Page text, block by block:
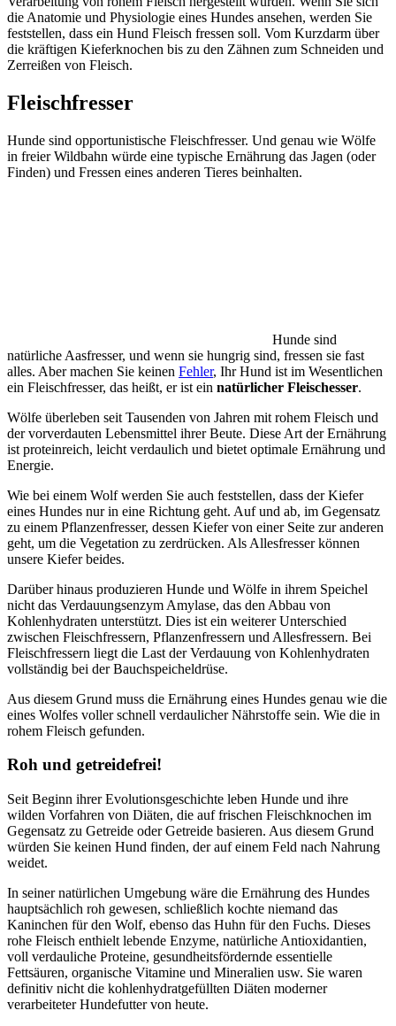
die Anatomie und Physiologie eines Hundes ansehen, werden Sie
feststellen, dass ein Hund Fleisch fressen soll. Vom Kurzdarm über
die kräftigen Kieferknochen bis zu den Zähnen zum Schneiden und
Zerreißen von Fleisch.
Fleischfresser
Hunde sind opportunistische Fleischfresser. Und genau wie Wölfe
in freier Wildbahn würde eine typische Ernährung das Jagen (oder
Finden) und Fressen eines anderen Tieres beinhalten.
Hunde sind
natürliche Aasfresser, und wenn sie hungrig sind, fressen sie fast
alles. Aber machen Sie keinen Fehler, Ihr Hund ist im Wesentlichen
ein Fleischfresser, das heißt, er ist ein natürlicher Fleischesser.
Wölfe überleben seit Tausenden von Jahren mit rohem Fleisch und
der vorverdauten Lebensmittel ihrer Beute. Diese Art der Ernährung
ist proteinreich, leicht verdaulich und bietet optimale Ernährung und
Energie.
Wie bei einem Wolf werden Sie auch feststellen, dass der Kiefer
eines Hundes nur in eine Richtung geht. Auf und ab, im Gegensatz
zu einem Pflanzenfresser, dessen Kiefer von einer Seite zur anderen
geht, um die Vegetation zu zerdrücken. Als Allesfresser können
unsere Kiefer beides.
Darüber hinaus produzieren Hunde und Wölfe in ihrem Speichel
nicht das Verdauungsenzym Amylase, das den Abbau von
Kohlenhydraten unterstützt. Dies ist ein weiterer Unterschied
zwischen Fleischfressern, Pflanzenfressern und Allesfressern. Bei
Fleischfressern liegt die Last der Verdauung von Kohlenhydraten
vollständig bei der Bauchspeicheldrüse.
Aus diesem Grund muss die Ernährung eines Hundes genau wie die
eines Wolfes voller schnell verdaulicher Nährstoffe sein. Wie die in
rohem Fleisch gefunden.
Roh und getreidefrei!
Seit Beginn ihrer Evolutionsgeschichte leben Hunde und ihre
wilden Vorfahren von Diäten, die auf frischen Fleischknochen im
Gegensatz zu Getreide oder Getreide basieren. Aus diesem Grund
würden Sie keinen Hund finden, der auf einem Feld nach Nahrung
weidet.
In seiner natürlichen Umgebung wäre die Ernährung des Hundes
hauptsächlich roh gewesen, schließlich kochte niemand das
Kaninchen für den Wolf, ebenso das Huhn für den Fuchs. Dieses
rohe Fleisch enthielt lebende Enzyme, natürliche Antioxidantien,
voll verdauliche Proteine, gesundheitsfördernde essentielle
Fettsäuren, organische Vitamine und Mineralien usw. Sie waren
definitiv nicht die kohlenhydratgefüllten Diäten moderner
verarbeiteter Hundefutter von heute.